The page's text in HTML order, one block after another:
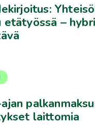
–
laittomia